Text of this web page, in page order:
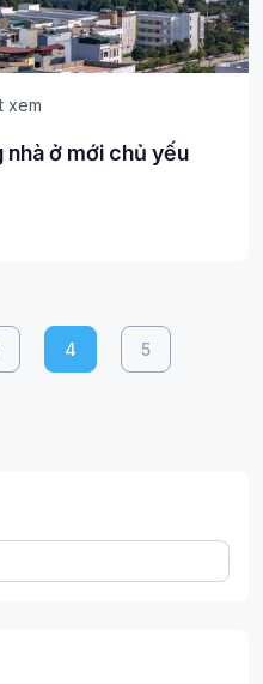
xem
nhà ở mới chủ yếu
4 5